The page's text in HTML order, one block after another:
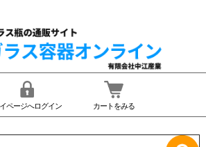
ページへログイン カートをみる